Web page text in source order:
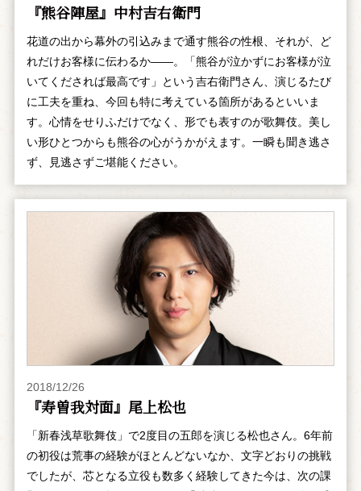
『熊谷陣屋』中村吉右衛門
花道の出から幕外の引込みまで通す熊谷の性根、それが、ど
れだけお客様に伝わるか――。「熊谷が泣かずにお客様が泣
いてくだされば最高です」という吉右衛門さん、演じるたび
に工夫を重ね、今回も特に考えている箇所があるといいま
す。心情をせりふだけでなく、形でも表すのが歌舞伎。美し
い形ひとつからも熊谷の心がうかがえます。一瞬も聞き逃さ
ず、見逃さずご堪能ください。
2018/12/26
『寿曽我対面』尾上松也
「新春浅草歌舞伎」で2度目の五郎を演じる松也さん。6年前
の初役は荒事の経験がほとんどないなか、文字どおりの挑戦
でしたが、芯となる立役も数多く経験してきた今は、次の課